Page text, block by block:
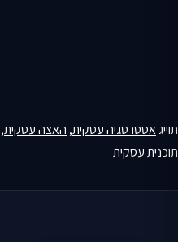
תוייגאסטרטגיה עסקית, האצה עסקית,
תוכנית עסקית